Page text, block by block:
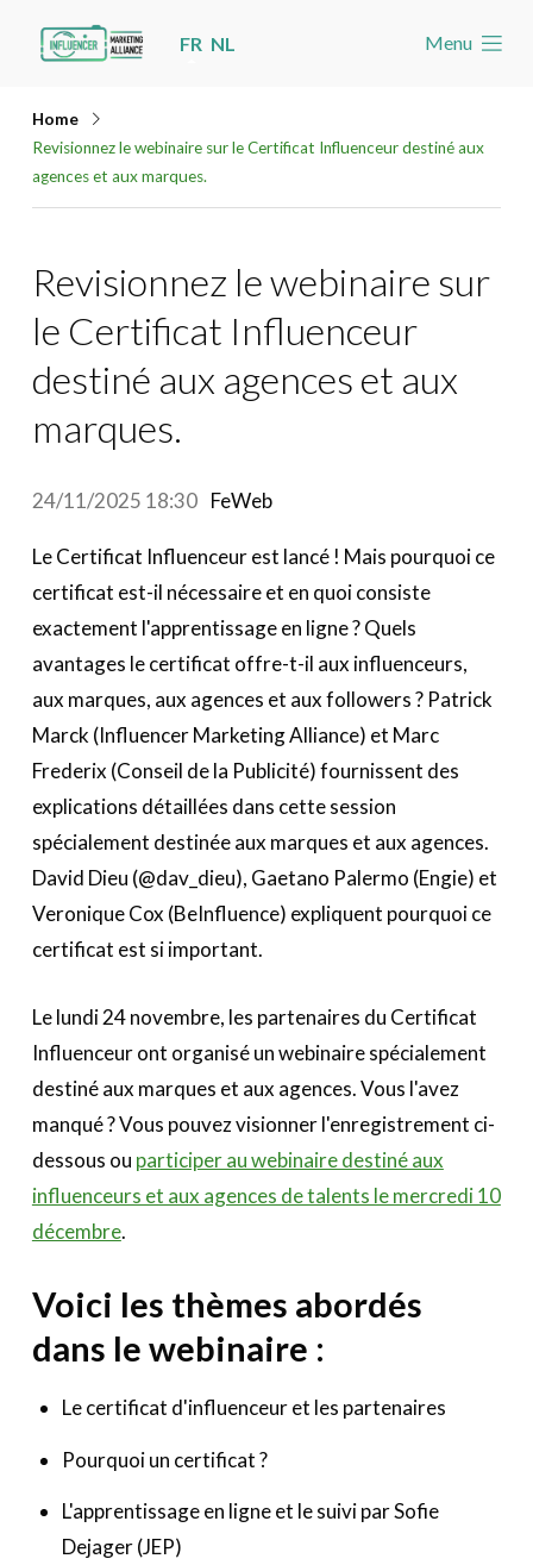
Jump
to
navigation
Jump
main
content
FR NL Menu
Home
Revisionnez le webinaire sur le Certificat Influenceur destiné aux
agences et aux marques.
Revisionnez le webinaire sur
le Certificat Influenceur
destiné aux agences et aux
marques.
24/11/2025 18:30 FeWeb
Le Certificat Influenceur est lancé ! Mais pourquoi ce
certificat est-il nécessaire et en quoi consiste
exactement l'apprentissage en ligne ? Quels
avantages le certificat offre-t-il aux influenceurs,
aux marques, aux agences et aux followers ? Patrick
Marck (Influencer Marketing Alliance) et Marc
Frederix (Conseil de la Publicité) fournissent des
explications détaillées dans cette session
spécialement destinée aux marques et aux agences.
David Dieu (@dav_dieu), Gaetano Palermo (Engie) et
Veronique Cox (BeInfluence) expliquent pourquoi ce
certificat est si important.
Le lundi 24 novembre, les partenaires du Certificat
Influenceur ont organisé un webinaire spécialement
destiné aux marques et aux agences. Vous l'avez
manqué ? Vous pouvez visionner l'enregistrement ci-
dessous ou participer au webinaire destiné aux
influenceurs et aux agences de talents le mercredi 10
décembre.
Voici les thèmes abordés
dans le webinaire :
Le certificat d'influenceur et les partenaires
Pourquoi un certificat ?
L'apprentissage en ligne et le suivi par Sofie
Dejager (JEP)
Les nouvelles
Toolbox
Devenez membre
AccountRechercher